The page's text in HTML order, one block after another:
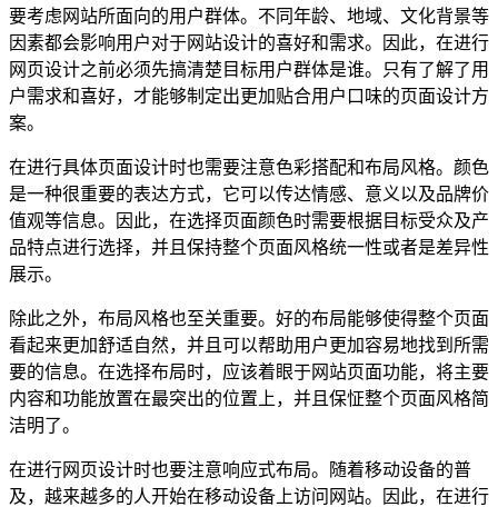
要考虑网站所面向的用户群体。不同年龄、地域、文化背景等
因素都会影响用户对于网站设计的喜好和需求。因此，在进行
网页设计之前必须先搞清楚目标用户群体是谁。只有了解了用
户需求和喜好，才能够制定出更加贴合用户口味的页面设计方
案。
在进行具体页面设计时也需要注意色彩搭配和布局风格。颜色
是一种很重要的表达方式，它可以传达情感、意义以及品牌价
值观等信息。因此，在选择页面颜色时需要根据目标受众及产
品特点进行选择，并且保持整个页面风格统一性或者是差异性
展示。
除此之外，布局风格也至关重要。好的布局能够使得整个页面
看起来更加舒适自然，并且可以帮助用户更加容易地找到所需
要的信息。在选择布局时，应该着眼于网站页面功能，将主要
内容和功能放置在最突出的位置上，并且保怔整个页面风格简
洁明了。
在进行网页设计时也要注意响应式布局。随着移动设备的普
及，越来越多的人开始在移动设备上访问网站。因此，在进行